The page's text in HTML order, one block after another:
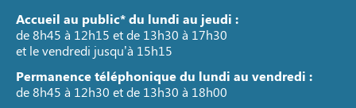
Accueil au public* du lundi au jeudi :
de 8h45 à 12h15 et de 13h30 à 17h30
et le vendredi jusqu’à 15h15
Permanence téléphonique du lundi au vendredi :
de 8h45 à 12h30 et de 13h30 à 18h00